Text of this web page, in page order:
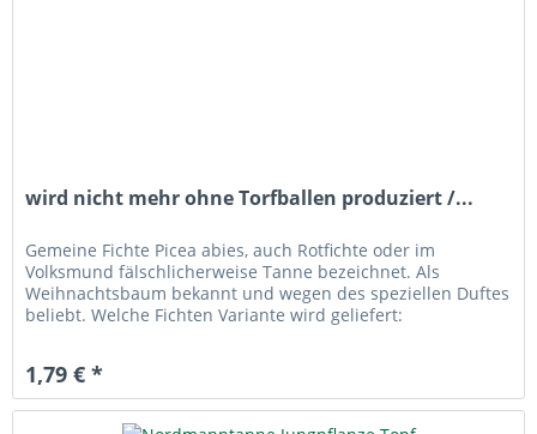
wird nicht mehr ohne Torfballen produziert /...
Gemeine Fichte Picea abies, auch Rotfichte oder im
Volksmund fälschlicherweise Tanne bezeichnet. Als
Weihnachtsbaum bekannt und wegen des speziellen Duftes
beliebt. Welche Fichten Variante wird geliefert:
1,79 € *